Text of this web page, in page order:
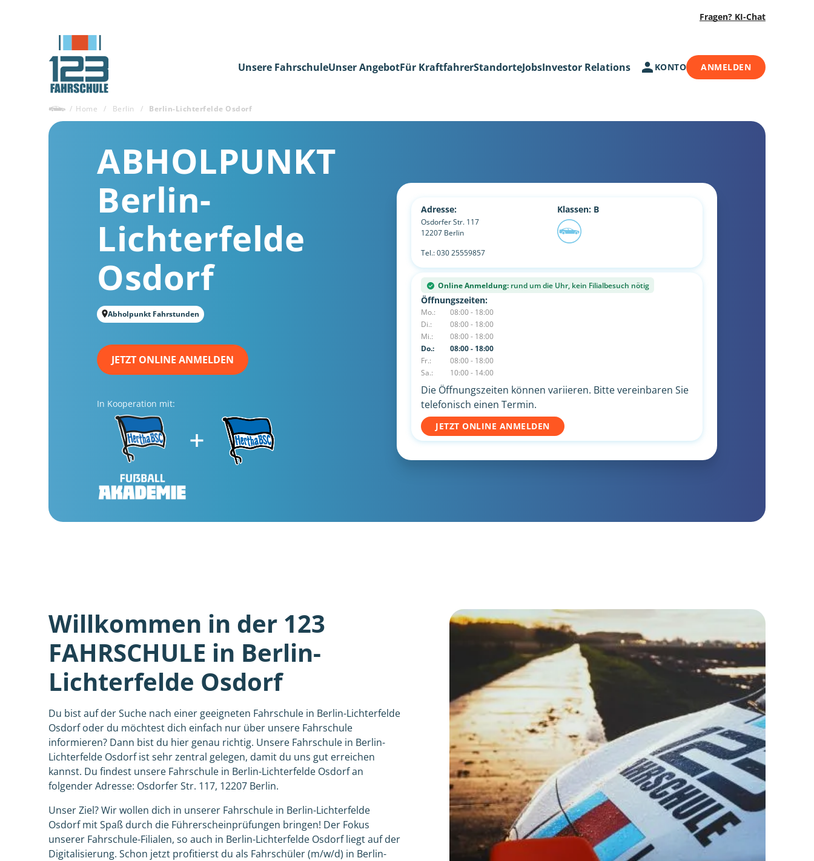
Fragen? KI-Chat
Unsere FahrschuleUnser AngebotFür KraftfahrerStandorteJobsInvestor Relations KONTO ANMELDEN
/ Home / Berlin / Berlin-Lichterfelde Osdorf
ABHOLPUNKT
Berlin-
Lichterfelde
Osdorf
Abholpunkt Fahrstunden
JETZT ONLINE ANMELDEN
In Kooperation mit:
Adresse:
Osdorfer Str. 117
12207 Berlin
Tel.:030 25559857
Klassen: B
Online Anmeldung: rund um die Uhr, kein Filialbesuch nötig
Öffnungszeiten:
Mo.:
08:00 - 18:00
Di.:
08:00 - 18:00
Mi.:
08:00 - 18:00
Do.:
08:00 - 18:00
Fr.:
08:00 - 18:00
Sa.:
10:00 - 14:00
Die Öffnungszeiten können variieren. Bitte vereinbaren Sie
telefonisch einen Termin.
JETZT ONLINE ANMELDEN
Willkommen in der 123
FAHRSCHULE in Berlin-
Lichterfelde Osdorf
Du bist auf der Suche nach einer geeigneten Fahrschule in Berlin-Lichterfelde
Osdorf oder du möchtest dich einfach nur über unsere Fahrschule
informieren? Dann bist du hier genau richtig. Unsere Fahrschule in Berlin-
Lichterfelde Osdorf ist sehr zentral gelegen, damit du uns gut erreichen
kannst. Du findest unsere Fahrschule in Berlin-Lichterfelde Osdorf an
folgender Adresse: Osdorfer Str. 117, 12207 Berlin.
Unser Ziel? Wir wollen dich in unserer Fahrschule in Berlin-Lichterfelde
Osdorf mit Spaß durch die Führerscheinprüfungen bringen! Der Fokus
unserer Fahrschule-Filialen, so auch in Berlin-Lichterfelde Osdorf liegt auf der
Digitalisierung. Schon jetzt profitierst du als Fahrschüler (m/w/d) in Berlin-